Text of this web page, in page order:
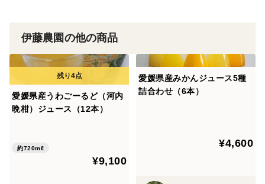
賞味期限：2027年2月22日
【なつみジュース】
みかんの品種：南津海
1本に使用したみかん:約1.6Kg
賞味期限:2027年4月13日
伊藤農園の他の商品
愛媛県産うわごーるど（河内
晩柑）ジュース（12本）
約720mℓ
¥9,100
愛媛県産みかんジュース5種
詰合わせ（6本）
¥4,600